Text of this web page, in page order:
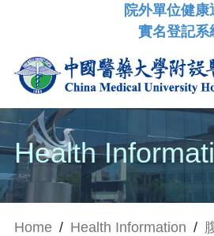
院外單位健康
實名登記系
Health
Home / Health Information /